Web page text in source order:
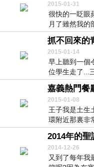
2015-01-31
很快的一眨眼
月了雖然我的
有...
抓不回來的
2015-01-14
早上聽到一個
位學生走了...
嘉義熱門餐
2015-01-08
王子我是土生
環附近那裏非
的美...
2014年的聖
2014-12-26
又到了每年我